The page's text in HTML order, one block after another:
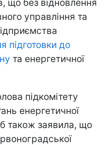
що без відновлення
управління та
підготовки до
та енергетичної
підкомітету
енергетичної
також заявила, що